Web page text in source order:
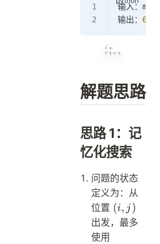
输入：m
输出： 6
解题思路
思路 1：记
忆化搜索
问题的状态
定义为：从
位置 (i,
j)
(i, j)
出发，最多
使用